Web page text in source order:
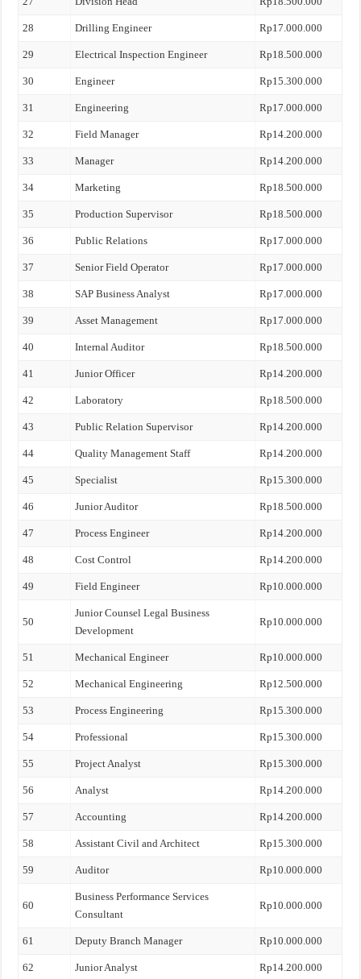
28 Drilling Engineer Rp17.000.000
29 Electrical Inspection Engineer Rp18.500.000
30 Engineer Rp15.300.000
31 Engineering Rp17.000.000
32 Field Manager Rp14.200.000
33 Manager Rp14.200.000
34 Marketing Rp18.500.000
35 Production Supervisor Rp18.500.000
36 Public Relations Rp17.000.000
37 Senior Field Operator Rp17.000.000
38 SAP Business Analyst Rp17.000.000
39 Asset Management Rp17.000.000
40 Internal Auditor Rp18.500.000
41 Junior Officer Rp14.200.000
42 Laboratory Rp18.500.000
43 Public Relation Supervisor Rp14.200.000
44 Quality Management Staff Rp14.200.000
45 Specialist Rp15.300.000
46 Junior Auditor Rp18.500.000
47 Process Engineer Rp14.200.000
48 Cost Control Rp14.200.000
49 Field Engineer Rp10.000.000
50
Junior Counsel Legal Business
Development
Rp10.000.000
51 Mechanical Engineer Rp10.000.000
52 Mechanical Engineering Rp12.500.000
53 Process Engineering Rp15.300.000
54 Professional Rp15.300.000
55 Project Analyst Rp15.300.000
56 Analyst Rp14.200.000
57 Accounting Rp14.200.000
58 Assistant Civil and Architect Rp15.300.000
59 Auditor Rp10.000.000
60
Business Performance Services
Consultant
Rp10.000.000
61 Deputy Branch Manager Rp10.000.000
62 Junior Analyst Rp14.200.000